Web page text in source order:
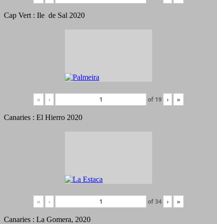
Cap Vert : Ile de Sal 2020
« ‹ of 19 › »
Canaries : El Hierro 2020
« ‹ of34 › »
Canaries : La Gomera, 2020